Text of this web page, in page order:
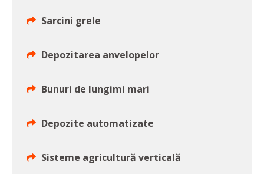
Sarcini grele
Depozitarea anvelopelor
Bunuri de lungimi mari
Depozite automatizate
Sisteme agricultură verticală